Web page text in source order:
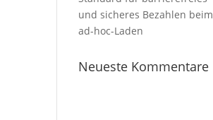
und sicheres Bezahlen beim
ad-hoc-Laden
Neueste Kommentare